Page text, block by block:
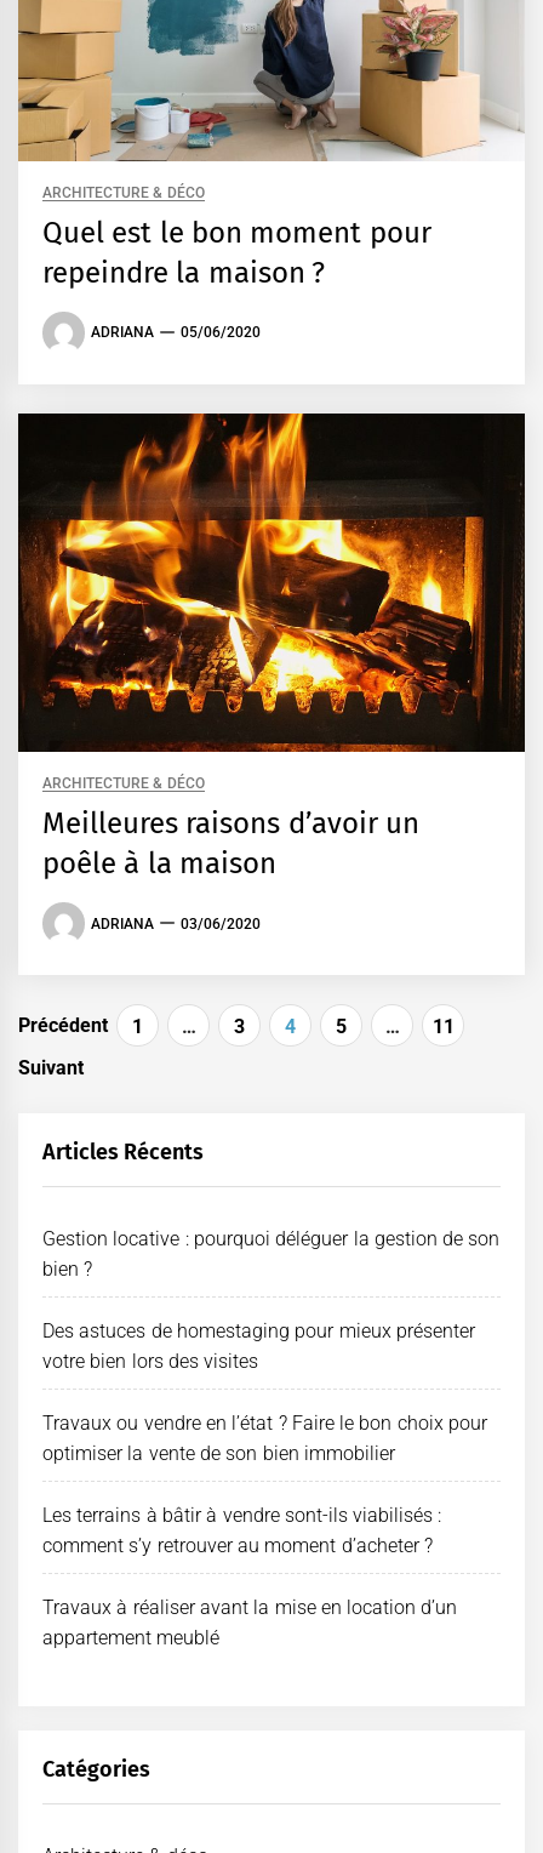
ARCHITECTURE & DÉCO
Quel est le bon moment pour
repeindre la maison ?
ADRIANA 05/06/2020
ARCHITECTURE & DÉCO
Meilleures raisons d’avoir un
poêle à la maison
ADRIANA 03/06/2020
Pagination
des
Précédent 1 … 3 4 5 …
11
Suivant
Articles Récents
Gestion locative : pourquoi déléguer la gestion de son
bien ?
Des astuces de homestaging pour mieux présenter
votre bien lors des visites
Travaux ou vendre en l’état ? Faire le bon choix pour
optimiser la vente de son bien immobilier
Les terrains à bâtir à vendre sont-ils viabilisés :
comment s’y retrouver au moment d’acheter ?
Travaux à réaliser avant la mise en location d’un
appartement meublé
Catégories